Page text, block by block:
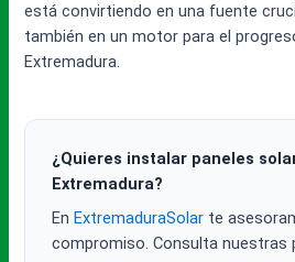
está convirtiendo en una fuente
también en un motor para el
Extremadura.
¿Quieres instalar paneles
Extremadura?
EnExtremaduraSolar te
compromiso. Consulta nuestras